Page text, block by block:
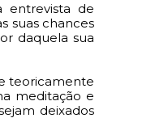
entrevista de
suas chances
daquela sua
teoricamente
meditação e
deixados